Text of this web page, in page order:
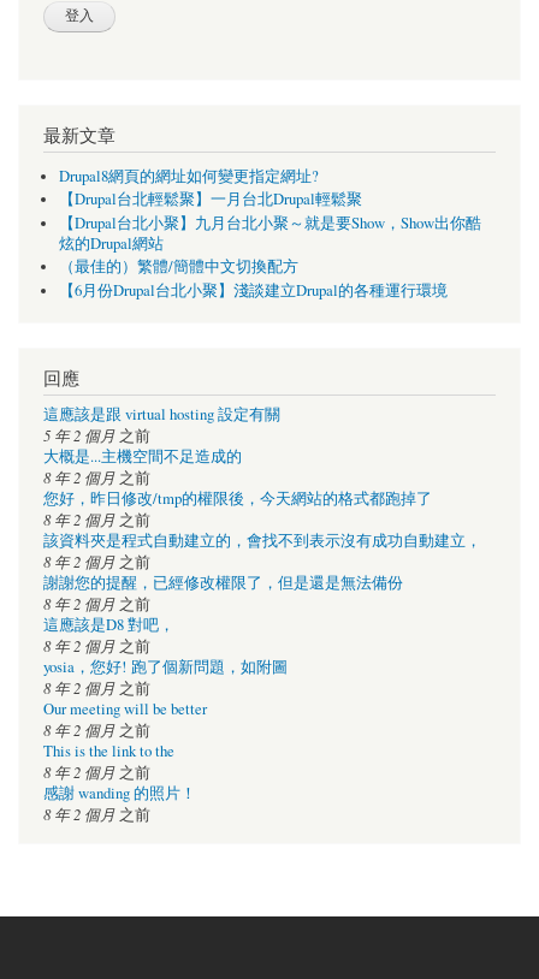
最新文章
Drupal8網頁的網址如何變更指定網址?
【Drupal台北輕鬆聚】一月台北Drupal輕鬆聚
【Drupal台北小聚】九月台北小聚～就是要Show，Show出你酷
炫的Drupal網站
（最佳的）繁體/簡體中文切換配方
【6月份Drupal台北小聚】淺談建立Drupal的各種運行環境
回應
這應該是跟 virtual hosting 設定有關
5 年 2 個月 之前
大概是...主機空間不足造成的
8 年 2 個月 之前
您好，昨日修改/tmp的權限後，今天網站的格式都跑掉了
8 年 2 個月 之前
該資料夾是程式自動建立的，會找不到表示沒有成功自動建立，
8 年 2 個月 之前
謝謝您的提醒，已經修改權限了，但是還是無法備份
8 年 2 個月 之前
這應該是D8 對吧，
8 年 2 個月 之前
yosia，您好! 跑了個新問題，如附圖
8 年 2 個月 之前
Our meeting will be better
8 年 2 個月 之前
This is the link to the
8 年 2 個月 之前
感謝 wanding 的照片！
8 年 2 個月 之前